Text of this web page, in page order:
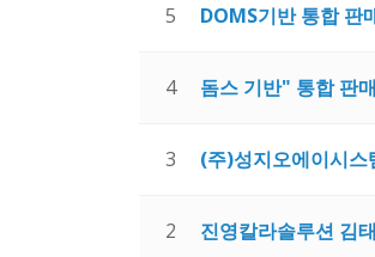
5 DOMS기반 통합 판
4 돔스 기반" 통합 판
3 (주)성지오에이시스
2 진영칼라솔루션 김